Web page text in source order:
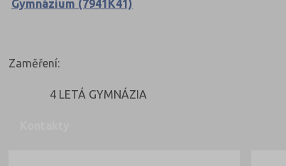
Gymnázium (7941K41)
Zaměření:
4 LETÁ GYMNÁZIA